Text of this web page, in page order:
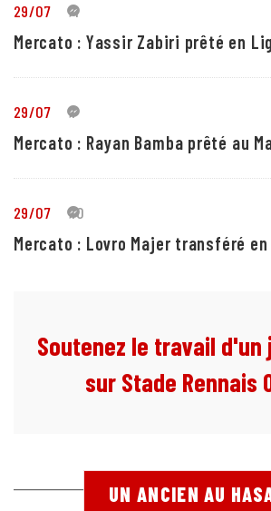
29/07 4
Mercato : Yassir Zabiri prêté en
29/07 1
Mercato : Rayan Bamba prêté au
29/07 10
Mercato : Lovro Majer transféré en
Soutenez le travail
sur Stade Rennais
UN ANCIEN AU